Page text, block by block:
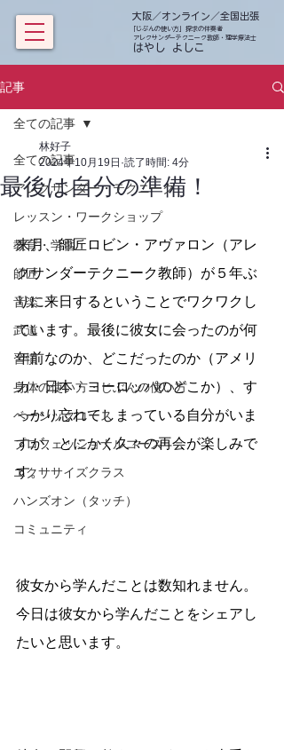
「じぶんの使い方」探求の伴奏者
アレクサンダーテクニーク教師・理学療法士
​ はやし よしこ
大阪／オンライン／全国出張
記事
全ての記事
アレクサンダー・テクニーク
レッスン・ワークショップ
教育・学習
師匠
音楽
武道
習慣
身体の使い方・じぶんの使い方
ベーシックコース
プロフェッショナルコース
エクササイズクラス
ハンズオン（タッチ）
コミュニティ
全ての記事
最後は自分の準備！
林好子
2024年10月19日 読了時間: 4分
来月、師匠ロビン・アヴァロン（アレ
クサンダーテクニーク教師）が５年ぶ
りに来日するということでワクワクし
ています。最後に彼女に会ったのが何
年前なのか、どこだったのか（アメリ
カ・日本・ヨーロッパのどこか）、す
っかり忘れてしまっている自分がいま
すが、とにかく久々の再会が楽しみで
す。
彼女から学んだことは数知れません。
今日は彼女から学んだことをシェアし
たいと思います。